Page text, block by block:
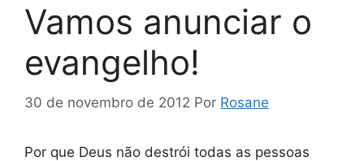
Vamos anunciar o
evangelho!
30 de novembro de 2012 Por Rosane
Por que Deus não destrói todas as pessoas